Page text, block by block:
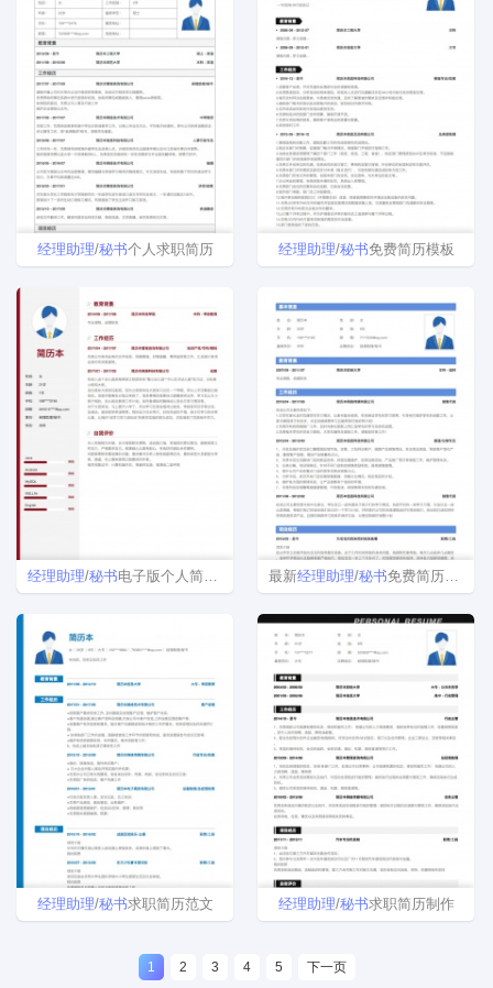
经理 助理/秘书个人求职简历 经理 助理/秘书免费简历模板
经理助理/秘书电子版个人简历模板范文 最新经理助理/秘书免费简历模板下载
经理助理/秘书求职简历范文 经理助理/秘书求职简历制作
1 2 3 4 5 下一页